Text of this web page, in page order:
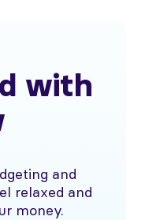
with
and
relaxed and
money.